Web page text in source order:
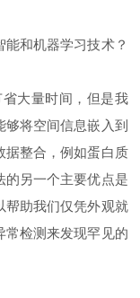
和机器学习技术？
大量时间，但是我
将空间信息嵌入到
据整合，例如蛋白质
的另一个主要优点是
帮助我们仅凭外观就
常检测来发现罕见的